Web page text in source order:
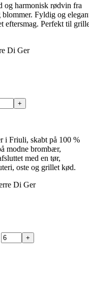
og harmonisk rødvin fra
Fyldig og
eftersmag. Perfekt til
i Friuli, skabt på 100 %
modne brombær,
med en tør,
oste og grillet kød.